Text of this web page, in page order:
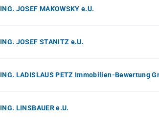
ING. JOSEF MAKOWSKY e.U.
ING. JOSEF STANITZ e.U.
ING. LADISLAUS PETZ Immobilien-Bewertung
ING. LINSBAUER e.U.